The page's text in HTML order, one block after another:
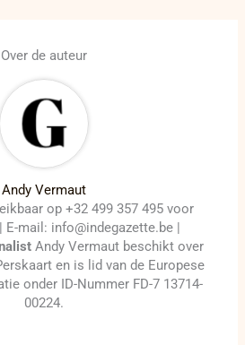
Over de auteur
Andy Vermaut
op +32 499 357 495 voor
E-mail: info@indegazette.be |
Andy Vermaut beschikt over
en is lid van de Europese
onder ID-Nummer FD-7 13714-
00224.